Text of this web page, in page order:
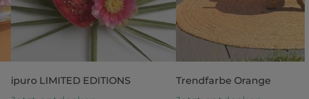
ipuro LIMITED EDITIONS
Trendfarbe Orange